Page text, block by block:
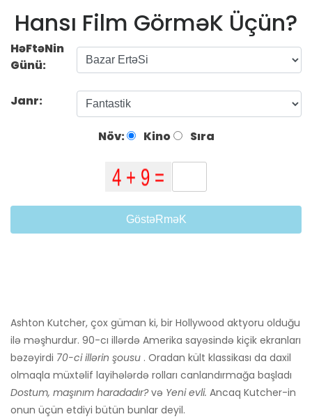
Hansı Film GörməK Üçün?
HəFtəNin
Günü:
Janr:
Növ: Kino Sıra
GöstəRməK
Ashton Kutcher, çox güman ki, bir Hollywood aktyoru olduğu
ilə məşhurdur. 90-cı illərdə Amerika sayəsində kiçik ekranları
bəzəyirdi 70-ci illərin şousu . Oradan kült klassikası da daxil
olmaqla müxtəlif layihələrdə rolları canlandırmağa başladı
Dostum, maşınım haradadır?və Yeni evli. Ancaq Kutcher-in
onun üçün etdiyi bütün bunlar deyil.